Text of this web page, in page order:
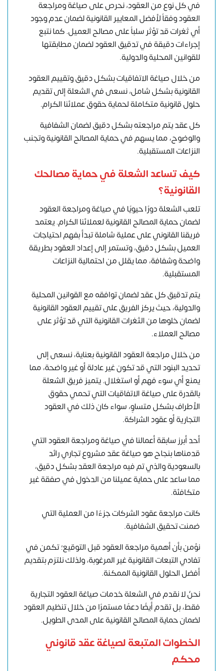
في كل نوع من العقود، نحرص على صياغة ومراجعة
العقود وفقاً لأفضل المعايير القانونية لضمان عدم وجود
أي ثغرات قد تؤثر سلباً على مصالح العميل. كما نتبع
إجراءات دقيقة في تدقيق العقود لضمان مطابقتها
للقوانين المحلية والدولية.
من خلال صياغة الاتفاقيات بشكل دقيق وتقييم العقود
القانونية بشكل شامل، نسعى في الشعلة إلى تقديم
حلول قانونية متكاملة لحماية حقوق عملائنا الكرام.
كل عقد يتم مراجعته بشكل دقيق لضمان الشفافية
والوضوح، مما يسهم في حماية المصالح القانونية وتجنب
النزاعات المستقبلية.
كيف تساعد الشعلة في حماية مصالحك
القانونية؟
تلعب الشعلة دورًا حيويًا في صياغة ومراجعة العقود
لضمان حماية المصالح القانونية لعملائنا الكرام. يعتمد
فريقنا القانوني على عملية شاملة تبدأ بفهم احتياجات
العميل بشكل دقيق، وتستمر إلى إعداد العقود بطريقة
واضحة وشفافة، مما يقلل من احتمالية النزاعات
المستقبلية.
يتم تدقيق كل عقد لضمان توافقه مع القوانين المحلية
والدولية، حيث يركز الفريق على تقييم العقود القانونية
لضمان خلوها من الثغرات القانونية التي قد تؤثر على
مصالح العملاء.
من خلال مراجعة العقود القانونية بعناية، نسعى إلى
تحديد البنود التي قد تكون غير عادلة أو غير واضحة، مما
يمنع أي سوء فهم أو استغلال. يتميز فريق الشعلة
بالقدرة على صياغة الاتفاقيات التي تحمي حقوق
الأطراف بشكل متساوٍ، سواء كان ذلك في العقود
التجارية أو عقود الشراكة.
أحد أبرز سابقة أعمالنا في صياغة ومراجعة العقود التي
قدمناها بنجاح هو صياغة عقد مشروع تجاري رائد
بالسعودية والذي تم فيه مراجعة العقد بشكل دقيق،
مما ساعد على حماية عميلنا من الدخول في صفقة غير
متكافئة.
كانت مراجعة عقود الشركات جزءًا من العملية التي
ضمنت تحقيق الشفافية.
نؤمن بأن أهمية مراجعة العقود قبل التوقيع؛ تكمن في
تفادي التبعات القانونية غير المرغوبة، ولذلك نلتزم بتقديم
أفضل الحلول القانونية الممكنة.
نحنُ لا نقدم في الشعلة خدمات صياغة العقود التجارية
فقط، بل تقدم أيضًا دعمًا مستمرًا من خلال تنظيم العقود
لضمان حماية المصالح القانونية على المدى الطويل.
الخطوات المتبعة لصياغة عقد قانوني
محكم